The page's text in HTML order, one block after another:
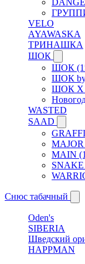
VELO
AYAWASKA
ТРИНАШКА
ШОК
ШОК
ШОК by
ШОК X
WASTED
SAAD
MAJOR
MAIN
SNAKE
Снюс табачный
Oden's
SIBERIA
Шведский
HAPPMAN